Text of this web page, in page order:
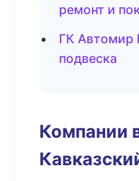
ремонт и
ГК Автомир
подвеска
Компании